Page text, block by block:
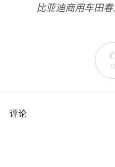
比亚迪商用车田
0
评论